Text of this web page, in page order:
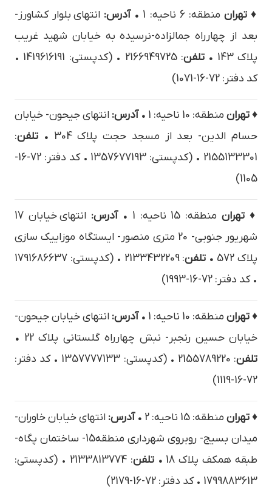
♦ تهران منطقه: 6 ناحیه: 1 • آدرس: انتهاي بلوار كشاورز-
بعد از چهارراه جمالزاده-نرسیده به خیابان شهید غریب
پلاک 143
• تلفن
: 2166949725 • (کدپستی: 1419616191 •
کد دفتر: 72-16-1071)
♦ تهران منطقه: 10 ناحیه: 1 • آدرس: انتهاي جيحون- خيابان
حسام الدين- بعد از مسجد حجت پلاک 304
• تلفن:
2155133301 • (کدپستی: 1357677193 • کد دفتر: 72-16-
1105)
♦ تهران منطقه: 15 ناحیه: 1 • آدرس:
انتهاي خيابان 17
شهريور جنوبي- 20 متری منصور- ایستگاه موزاییک سازی
پلاک 572
• تلفن
: 2133432209 • (کدپستی: 1791686637
• کد دفتر: 72-16-1993)
♦ تهران منطقه: 10 ناحیه: 1 • آدرس: انتهاي خيابان جيحون-
خيابان حسین رنجبر- نبش چهارراه گلستاني پلاک 22
•
تلفن
: 2155789220 • (کدپستی: 1357777133 • کد دفتر:
72-16-1119)
♦ تهران منطقه: 15 ناحیه: 2 • آدرس: انتهاي خيابان خاوران-
ميدان بسيج- روبروي شهرداري منطقه15- ساختمان پگاه-
طبقه همكف پلاک 18
• تلفن
: 2133813774 • (کدپستی:
1799883613 • کد دفتر: 72-16-2179)